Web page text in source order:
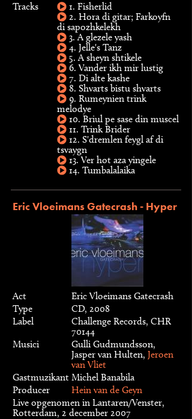
Tracks
1. Fisherlid
2. Hora di gitar; Farkoyfn
di sapozhkelekh
3. A glezele yash
4. Jelle's Tanz
5. A sheyn shtikele
6. Vander ikh mir lustig
7. Di alte kashe
8. Shvarts bistu shvarts
9. Rumeynien trink
melodye
10. Briul pe sase din muscel
11. Trink Brider
12. S'dremlen feygl af di
tsvaygn
13. Ver hot aza yingele
14. Tumbalalaika
Eric Vloeimans Gatecrash - Hyper
Act
Eric Vloeimans Gatecrash
Type
CD, 2008
Label
Challenge Records, CHR
70144
Musici
Gulli Gudmundsson,
Jasper van Hulten, Jeroen
van Vliet
Gastmuzikant Michel Banabila
Producer
Hein van de Geyn
Live opgenomen in Lantaren/Venster,
Rotterdam, 2 december 2007